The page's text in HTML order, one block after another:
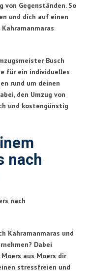
von Gegenständen. So
und dich auf einen
Busch
für ein individuelles
rund um deinen
den Umzug von
und kostengünstig
nach
nach
Kahramanmaras und
Dabei
aus Moers dir
stressfreien und